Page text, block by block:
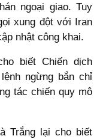
ngoại giao. Tuy
xung đột với Iran
nhật công khai.
biết Chiến dịch
ngừng bắn chỉ
tác chiến quy mô
Trắng lại cho biết